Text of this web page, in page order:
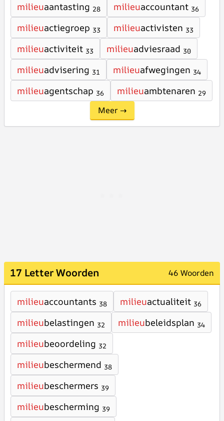
milieuaantasting 28 milieuaccountant 36
milieuactiegroep 33 milieuactivisten 33
milieuactiviteit 33 milieuadviesraad 30
milieuadvisering 31 milieuafwegingen 34
milieuagentschap 36 milieuambtenaren 29
Meer →
17 Letter Woorden 46 Woorden
milieuaccountants 38 milieuactualiteit 36
milieubelastingen 32 milieubeleidsplan 34
milieubeoordeling 32
milieubeschermend 38
milieubeschermers 39
milieubescherming 39